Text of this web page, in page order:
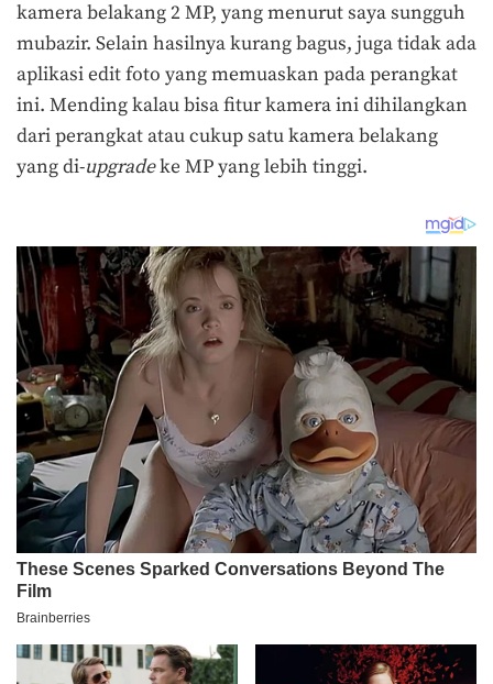
kamera belakang 2 MP, yang menurut saya sungguh
mubazir. Selain hasilnya kurang bagus, juga tidak ada
aplikasi edit foto yang memuaskan pada perangkat
ini. Mending kalau bisa fitur kamera ini dihilangkan
dari perangkat atau cukup satu kamera belakang
yang di-upgradeke MP yang lebih tinggi.